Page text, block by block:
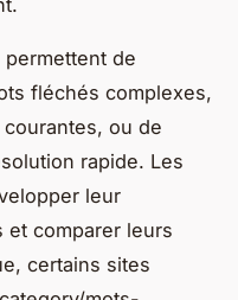
de
fléchés complexes,
ou de
rapide. Les
leur
et comparer leurs
certains sites